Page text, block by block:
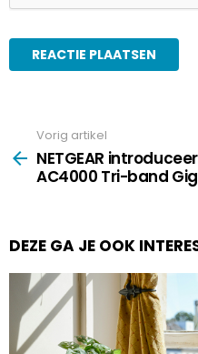
more
Vorig artikel
NETGEAR
AC4000 Tri-band
DEZE GA JE OOK